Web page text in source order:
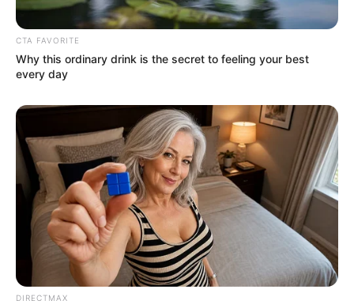
CTA FAVORITE
Why this ordinary drink is the secret to feeling your best
every day
DIRECTMAX